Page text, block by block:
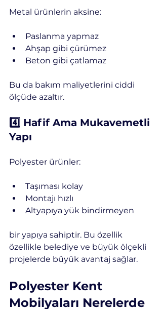
Metal ürünlerin aksine:
Paslanma yapmaz
Ahşap gibi çürümez
Beton gibi çatlamaz
Bu da bakım maliyetlerini ciddi
ölçüde azaltır.
4️⃣ Hafif Ama Mukavemetli
Yapı
Polyester ürünler:
Taşıması kolay
Montajı hızlı
Altyapıya yük bindirmeyen
bir yapıya sahiptir. Bu özellik
özellikle belediye ve büyük ölçekli
projelerde büyük avantaj sağlar.
Polyester Kent
Mobilyaları Nerelerde